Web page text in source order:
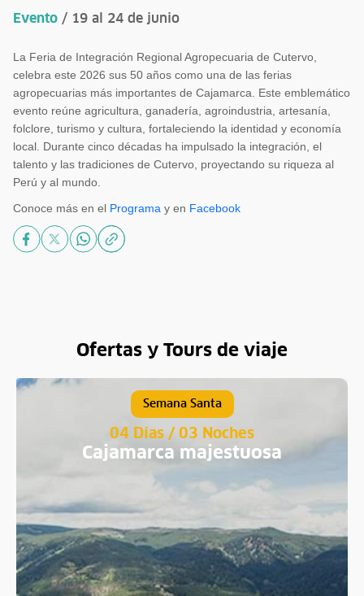
Evento / 19 al 24 de junio
La Feria de Integración Regional Agropecuaria de Cutervo,
celebra este 2026 sus 50 años como una de las ferias
agropecuarias más importantes de Cajamarca. Este emblemático
evento reúne agricultura, ganadería, agroindustria, artesanía,
folclore, turismo y cultura, fortaleciendo la identidad y economía
local. Durante cinco décadas ha impulsado la integración, el
talento y las tradiciones de Cutervo, proyectando su riqueza al
Perú y al mundo.
Conoce más en el Programa y en Facebook
Ofertas y Tours de viaje
Semana Santa
04 Días / 03 Noches
Cajamarca majestuosa